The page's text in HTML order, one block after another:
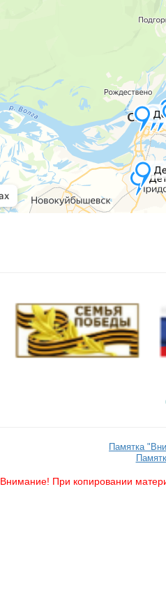
Памятка
Внимание! При копировании